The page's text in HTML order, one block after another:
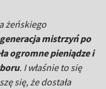
żeńskiego
mistrzyń po
ogromne pieniądze i
. I właśnie to się
się, że dostała